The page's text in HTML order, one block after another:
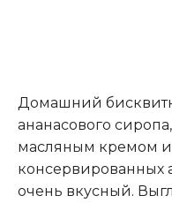
Домашний
ананасового
масляным кремом и
консервированных
очень вкусный.